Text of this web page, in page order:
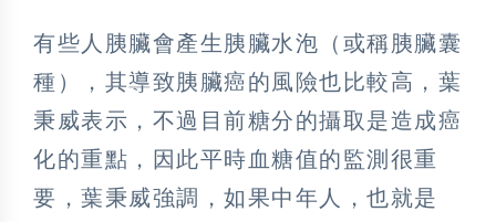
有些人胰臟會產生胰臟水泡（或稱胰臟囊
種），其導致胰臟癌的風險也比較高，葉
秉威表示，不過目前糖分的攝取是造成癌
化的重點，因此平時血糖值的監測很重
要，葉秉威強調，如果中年人，也就是